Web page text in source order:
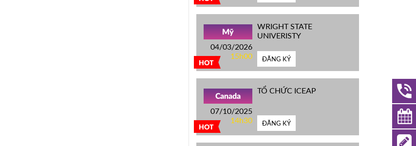
HOT
Mỹ
04/03/2026
15h00
WRIGHT STATE
UNIVERISTY
ĐĂNG KÝ
HOT
Canada
07/10/2025
14h30
TỔ CHỨC ICEAP
ĐĂNG KÝ